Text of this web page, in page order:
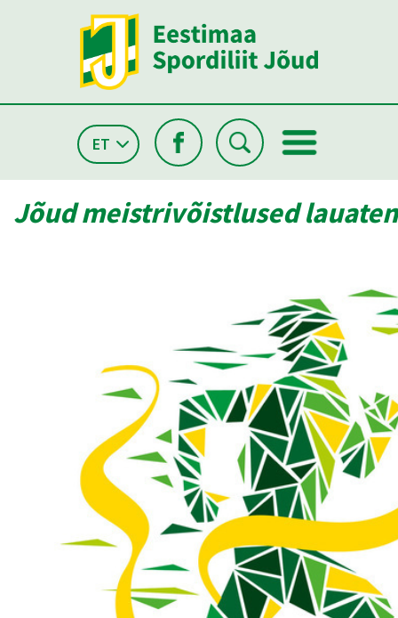
ET
Jõud meistrivõistlused